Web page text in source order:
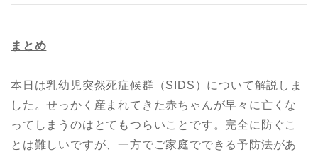
まとめ
本日は乳幼児突然死症候群（SIDS）について解説しま
した。せっかく産まれてきた赤ちゃんが早々に亡くな
ってしまうのはとてもつらいことです。完全に防ぐこ
とは難しいですが、一方でご家庭でできる予防法があ